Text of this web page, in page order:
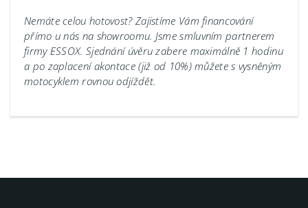
Nemáte celou hotovost? Zajistíme Vám financování
přímo u nás na showroomu. Jsme smluvním partnerem
firmy ESSOX. Sjednání úvěru zabere maximálně 1 hodinu
a po zaplacení akontace (již od 10%) můžete s vysněným
motocyklem rovnou odjíždět.